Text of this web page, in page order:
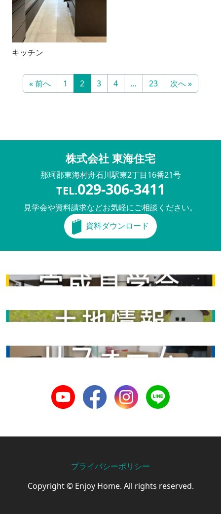
キッチン
« 前へ 1 2 3 4 … 23 次へ »
株式会社 東海住宅
那珂郡東海村舟石川駅東2丁目16番21号
TEL.029-306-3411
見学会や資料請求などお気軽にご相談ください。
資料ダウンロード
完成見学会
土地情報
Youtube FacebookInstagramLINE
プライバシーポリシー
Copyright © Enjoy Home. All rights reserved.